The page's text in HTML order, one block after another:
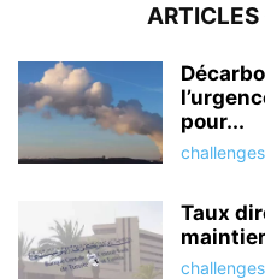
pour...
challenges
Taux
challenges